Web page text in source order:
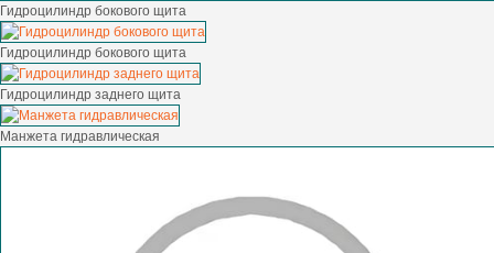
Гидроцилиндр бокового щита
Гидроцилиндр бокового щита
Гидроцилиндр заднего щита
Манжета гидравлическая